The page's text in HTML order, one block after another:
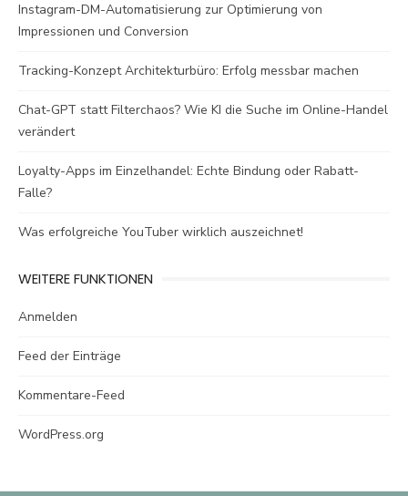
Instagram-DM-Automatisierung zur Optimierung von
Impressionen und Conversion
Tracking-Konzept Architekturbüro: Erfolg messbar machen
Chat-GPT statt Filterchaos? Wie KI die Suche im Online-Handel
verändert
Loyalty-Apps im Einzelhandel: Echte Bindung oder Rabatt-
Falle?
Was erfolgreiche YouTuber wirklich auszeichnet!
WEITERE FUNKTIONEN
Anmelden
Feed der Einträge
Kommentare-Feed
WordPress.org